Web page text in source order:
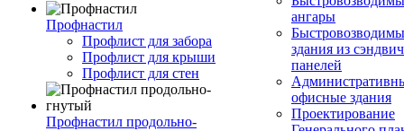
Профнастил
Профлист для забора
Профлист для крыши
Профлист для стен
Профнастил продольно-
ангары
здания из сэндвич
панелей
офисные здания
Проектирование